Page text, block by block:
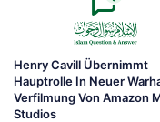
Henry Cavill Übernimmt
Hauptrolle In Neuer
Verfilmung Von Amazon
Studios